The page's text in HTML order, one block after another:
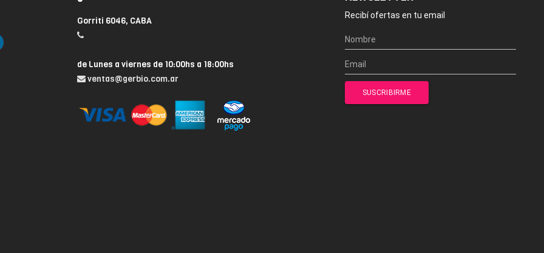
Gorriti 6046, CABA
de Lunes a viernes de 10:00hs a 18:00hs
ventas@gerbio.com.ar
Recibí ofertas en tu email